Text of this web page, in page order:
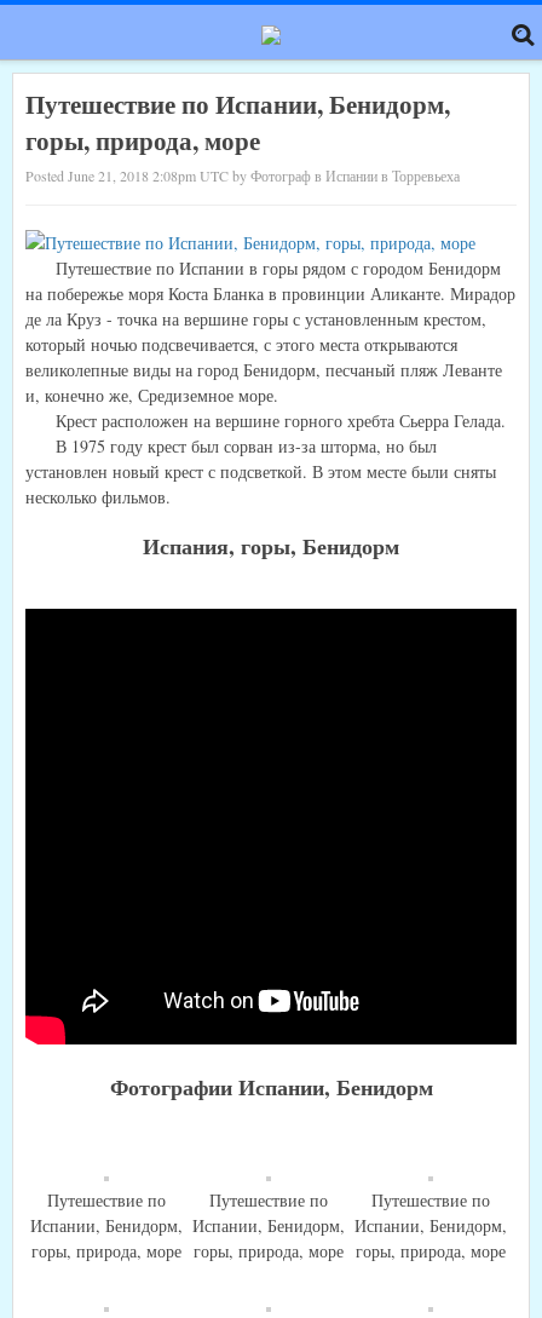
Путешествие по Испании, Бенидорм,
горы, природа, море
Posted June 21, 2018 2:08pm UTC by Фотограф в Испании в Торревьеха
Путешествие по Испании в горы рядом с городом Бенидорм
на побережье моря Коста Бланка в провинции Аликанте. Мирадор
де ла Круз - точка на вершине горы с установленным крестом,
который ночью подсвечивается, с этого места открываются
великолепные виды на город Бенидорм, песчаный пляж Леванте
и, конечно же, Средиземное море.
Крест расположен на вершине горного хребта Сьерра Гелада.
В 1975 году крест был сорван из-за шторма, но был
установлен новый крест с подсветкой. В этом месте были сняты
несколько фильмов.
Испания, горы, Бенидорм
Фотографии Испании, Бенидорм
Путешествие по
Испании, Бенидорм,
горы, природа, море
Путешествие по
Испании, Бенидорм,
горы, природа, море
Путешествие по
Испании, Бенидорм,
горы, природа, море